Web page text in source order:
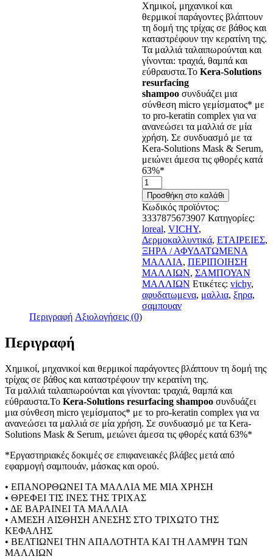
Χημικοί, μηχανικοί και
θερμικοί παράγοντες βλάπτουν
τη δομή της τρίχας σε βάθος και
καταστρέφουν την κερατίνη της.
Τα μαλλιά ταλαιπωρούνται και
γίνονται: τραχιά, θαμπά και
εύθραυστα.Το Kera-Solutions
resurfacing
shampooσυνδυάζει μια
σύνθεση micro γεμίσματος* με
το pro-keratin complex για να
ανανεώσει τα μαλλιά σε μία
χρήση. Σε συνδυασμό με τα
Kera-Solutions Mask & Serum,
μειώνει άμεσα τις φθορές κατά
63%*
Vichy
Dercos
Kera
Solutions
Resurfacing
Σαμπουάν
250ml
ποσότητα
Προσθήκη στο καλάθι
Κωδικός προϊόντος:
3337875673907 Κατηγορίες:
loreal, VICHY,
Δερμοκαλλυντικά, ΕΤΑΙΡΕΙΕΣ,
ΞΗΡΑ / ΑΦΥΔΑΤΩΜΕΝΑ
ΜΑΛΛΙΑ, ΠΕΡΙΠΟΙΗΣΗ
ΜΑΛΛΙΩΝ, ΣΑΜΠΟΥΑΝ
ΜΑΛΛΙΩΝ Ετικέτες: vichy,
αφυδατωμενα, μαλλια, ξηρα,
σαμπουαν
Περιγραφή Αξιολογήσεις (0)
Περιγραφή
Χημικοί, μηχανικοί και θερμικοί παράγοντες βλάπτουν τη δομή της
τρίχας σε βάθος και καταστρέφουν την κερατίνη της.
Τα μαλλιά ταλαιπωρούνται και γίνονται: τραχιά, θαμπά και
εύθραυστα.Το Kera-Solutions resurfacing shampoo συνδυάζει
μια σύνθεση micro γεμίσματος* με το pro-keratin complex για να
ανανεώσει τα μαλλιά σε μία χρήση. Σε συνδυασμό με τα Kera-
Solutions Mask & Serum, μειώνει άμεσα τις φθορές κατά 63%*
*Εργαστηριακές δοκιμές σε επιφανειακές βλάβες μετά από
εφαρμογή σαμπουάν, μάσκας και ορού.
• ΕΠΑΝΟΡΘΩΝΕΙ ΤΑ ΜΑΛΛΙΑ ΜΕ ΜΙΑ ΧΡΗΣΗ
• ΘΡΕΦΕΙ ΤΙΣ ΙΝΕΣ ΤΗΣ ΤΡΙΧΑΣ
• ΔΕ ΒΑΡΑΙΝΕΙ ΤΑ ΜΑΛΛΙΑ
• ΑΜΕΣΗ ΑΙΣΘΗΣΗ ΑΝΕΣΗΣ ΣΤΟ ΤΡΙΧΩΤΟ ΤΗΣ
ΚΕΦΑΛΗΣ
• ΒΕΛΤΙΩΝΕΙ ΤΗΝ ΑΠΑΛΟΤΗΤΑ ΚΑΙ ΤΗ ΛΑΜΨΗ ΤΩΝ
ΜΑΛΛΙΩΝ